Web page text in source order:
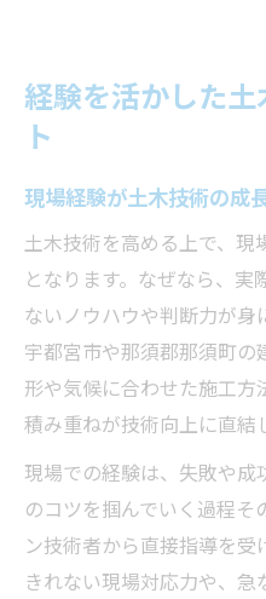
経験を活かした
ト
現場経験が土木技術の成
土木技術を高める上で、現
となります。なぜなら、
ないノウハウや判断力が身
宇都宮市や那須郡那須町
形や気候に合わせた施工方
積み重ねが技術向上に直結
現場での経験は、失敗や成
のコツを掴んでいく過程そ
ン技術者から直接指導を受
きれない現場対応力や、